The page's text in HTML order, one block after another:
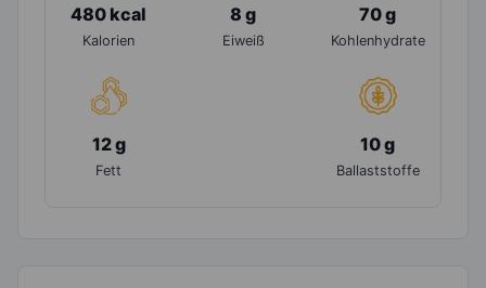
480 kcal
Kalorien
8 g
Eiweiß
70 g
Kohlenhydrate
12 g
Fett
10 g
Ballaststoffe